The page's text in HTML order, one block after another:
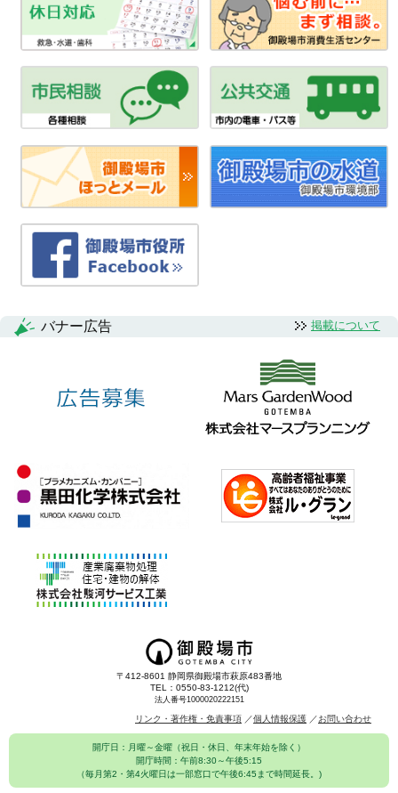
バナー広告 掲載について
〒412-8601 静岡県御殿場市萩原483番地
TEL：0550-83-1212(代)
法人番号1000020222151
リンク・著作権・免責事項 個人情報保護 お問い合わせ
開庁日：月曜～金曜（祝日・休日、年末年始を除く）
開庁時間：午前8:30～午後5:15
（毎月第2・第4火曜日は一部窓口で午後6:45まで時間延長。)